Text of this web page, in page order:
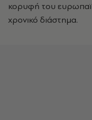
κορυφή τoυ
χρονικό διάστημα.